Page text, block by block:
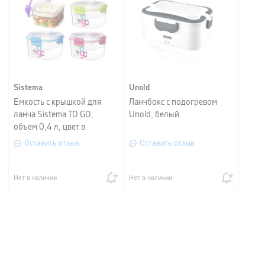
Sistema
Емкость с крышкой для
ланча Sistema TO GO,
объем 0,4 л, цвет в
ассортименте
Оставить отзыв
Нет в наличии
Unold
Ланчбокс с подогревом
Unold, белый
Оставить отзыв
Нет в наличии